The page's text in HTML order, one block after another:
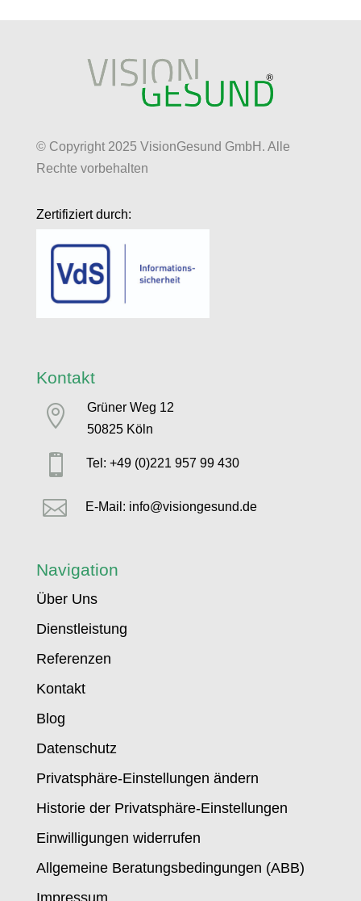
© Copyright 2025 VisionGesund GmbH. Alle
Rechte vorbehalten
Zertifiziert durch:
Kontakt

Grüner Weg 12
50825 Köln
 Tel: +49 (0)221 957 99 430
 E-Mail: info@visiongesund.de
Navigation
Über Uns
Dienstleistung
Referenzen
Kontakt
Blog
Datenschutz
Privatsphäre-Einstellungen ändern
Historie der Privatsphäre-Einstellungen
Einwilligungen widerrufen
Allgemeine Beratungsbedingungen (ABB)